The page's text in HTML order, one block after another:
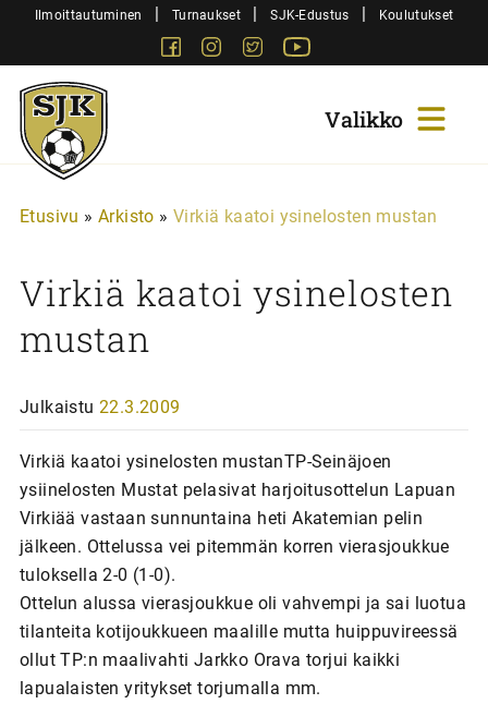
SiirryIlmoittautuminen | Turnaukset | SJK-Edustus | Koulutukset
FacebookInstagram
Twitter
Sjk-
Juniorit
Etusivu » Arkisto » Virkiä kaatoi ysinelosten mustan
Virkiä kaatoi ysinelosten
mustan
Julkaistu 22.3.2009
Virkiä kaatoi ysinelosten mustanTP-Seinäjoen
ysiinelosten Mustat pelasivat harjoitusottelun Lapuan
Virkiää vastaan sunnuntaina heti Akatemian pelin
jälkeen. Ottelussa vei pitemmän korren vierasjoukkue
tuloksella 2-0 (1-0).
Ottelun alussa vierasjoukkue oli vahvempi ja sai luotua
tilanteita kotijoukkueen maalille mutta huippuvireessä
ollut TP:n maalivahti Jarkko Orava torjui kaikki
lapualaisten yritykset torjumalla mm.